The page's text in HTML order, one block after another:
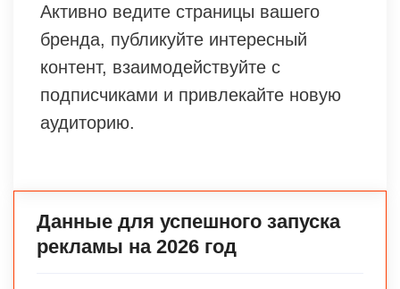
Активно ведите страницы вашего
бренда, публикуйте интересный
контент, взаимодействуйте с
подписчиками и привлекайте новую
аудиторию.
Данные для успешного запуска
рекламы на 2026 год